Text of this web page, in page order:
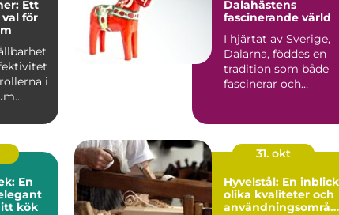
Ett
för
i
Dalahästens
fascinerande värld
I hjärtat av Sverige,
Dalarna, föddes en
tradition som både
fascinerar och
En
kök
31. okt
Hyvelstål: En
olika kvaliteter och